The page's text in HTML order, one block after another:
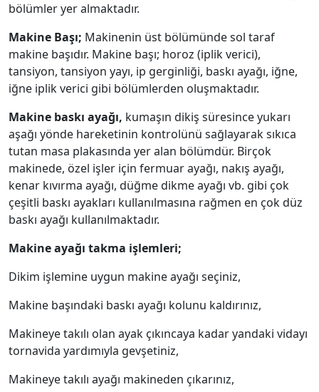
bölümler yer almaktadır.
Makine Başı; Makinenin üst bölümünde sol taraf
makine başıdır. Makine başı; horoz (iplik verici),
tansiyon, tansiyon yayı, ip gerginliği, baskı ayağı, iğne,
iğne iplik verici gibi bölümlerden oluşmaktadır.
Makine baskı ayağı, kumaşın dikiş süresince yukarı
aşağı yönde hareketinin kontrolünü sağlayarak sıkıca
tutan masa plakasında yer alan bölümdür. Birçok
makinede, özel işler için fermuar ayağı, nakış ayağı,
kenar kıvırma ayağı, düğme dikme ayağı vb. gibi çok
çeşitli baskı ayakları kullanılmasına rağmen en çok düz
baskı ayağı kullanılmaktadır.
Makine ayağı takma işlemleri;
Dikim işlemine uygun makine ayağı seçiniz,
Makine başındaki baskı ayağı kolunu kaldırınız,
Makineye takılı olan ayak çıkıncaya kadar yandaki vidayı
tornavida yardımıyla gevşetiniz,
Makineye takılı ayağı makineden çıkarınız,